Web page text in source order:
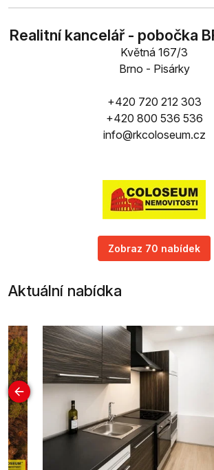
Realitní kancelář - pobočka
Květná 167/3
Brno - Pisárky
+420 720 212 303
+420 800 536 536
info@rkcoloseum.cz
Zobraz 70 nabídek
Aktuální nabídka